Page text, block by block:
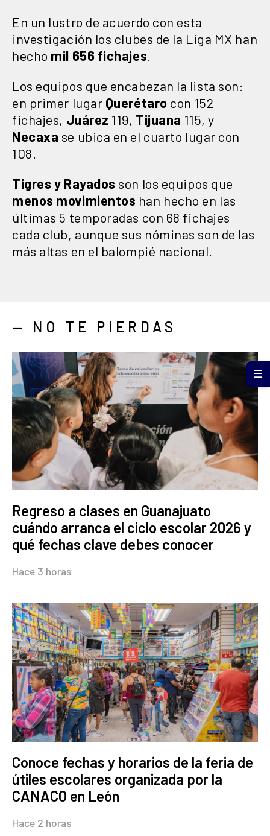
En un lustro de acuerdo con esta
investigación los clubes de la Liga MX han
hecho mil 656 fichajes
Los equipos que encabezan la lista son:
en primer lugar Querétaro con 152
fichajes, Juárez 119, Tijuana 115, y
Necaxa se ubica en el cuarto lugar con
108.
Tigres y Rayados son los equipos que
menos movimientos han hecho en las
últimas 5 temporadas con 68 fichajes
cada club, aunque sus nóminas son de las
más altas en el balompié nacional.
— NO TE PIERDAS
Regreso a clases en Guanajuato
cuándo arranca el ciclo escolar 2026 y
qué fechas clave debes conocer
Hace 3 horas
Conoce fechas y horarios de la feria de
útiles escolares organizada por la
CANACO en León
Hace 2 horas
☰